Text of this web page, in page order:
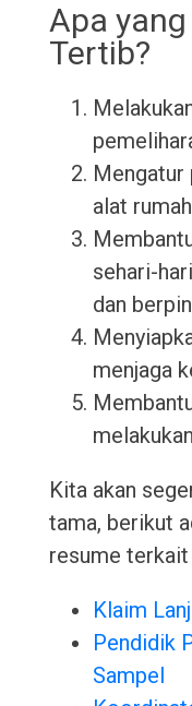
Apa
Tertib?
Mengatur
alat
sehari-
dan
menjaga
Kita akan
tama, berikut
resume
Klaim
Pendidik
Sampel